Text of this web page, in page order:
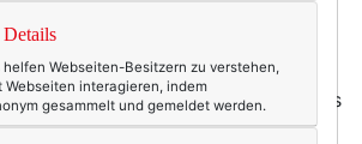
Ich erinnere mich an
im Wohnzimmer, weil
schnell möglichst alle ihre
wollten (bis ich dann einführte, dass
geht und sich jeder gedulden
Details
Webseiten-Besitzern zu verstehen,
Webseiten interagieren, indem
gesammelt und gemeldet werden.